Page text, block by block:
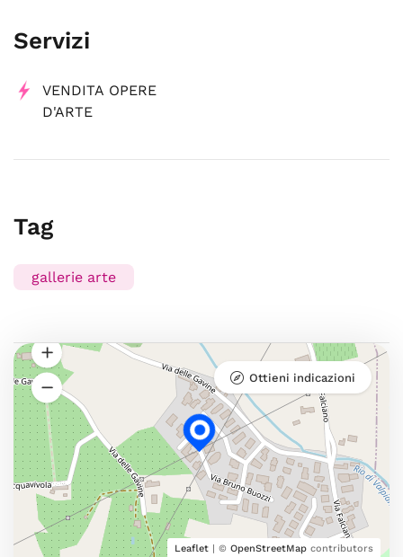
Servizi
VENDITA OPERE
D'ARTE
Tag
gallerie arte
Leaflet | © OpenStreetMap contributors
Ottieni indicazioni